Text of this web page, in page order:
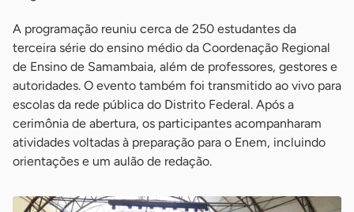
A programação reuniu cerca de 250 estudantes da
terceira série do ensino médio da Coordenação Regional
de Ensino de Samambaia, além de professores, gestores e
autoridades. O evento também foi transmitido ao vivo para
escolas da rede pública do Distrito Federal. Após a
cerimônia de abertura, os participantes acompanharam
atividades voltadas à preparação para o Enem, incluindo
orientações e um aulão de redação.